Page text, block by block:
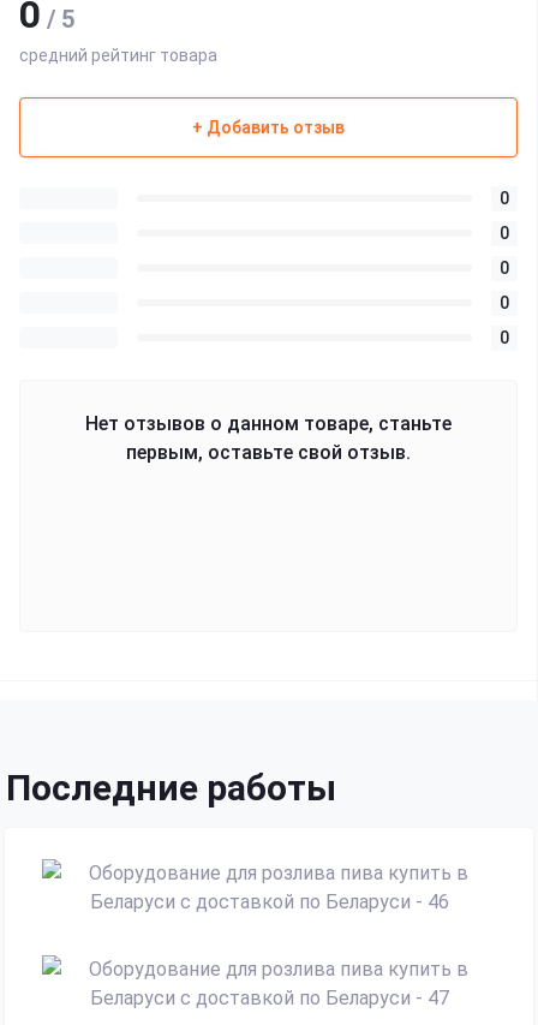
0 / 5
средний рейтинг товара
+ Добавить отзыв
0
0
0
0
0
Нет отзывов о данном товаре, станьте
первым, оставьте свой отзыв.
Последние работы